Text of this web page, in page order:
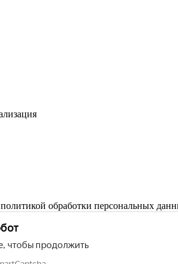
политикой обработки персональных